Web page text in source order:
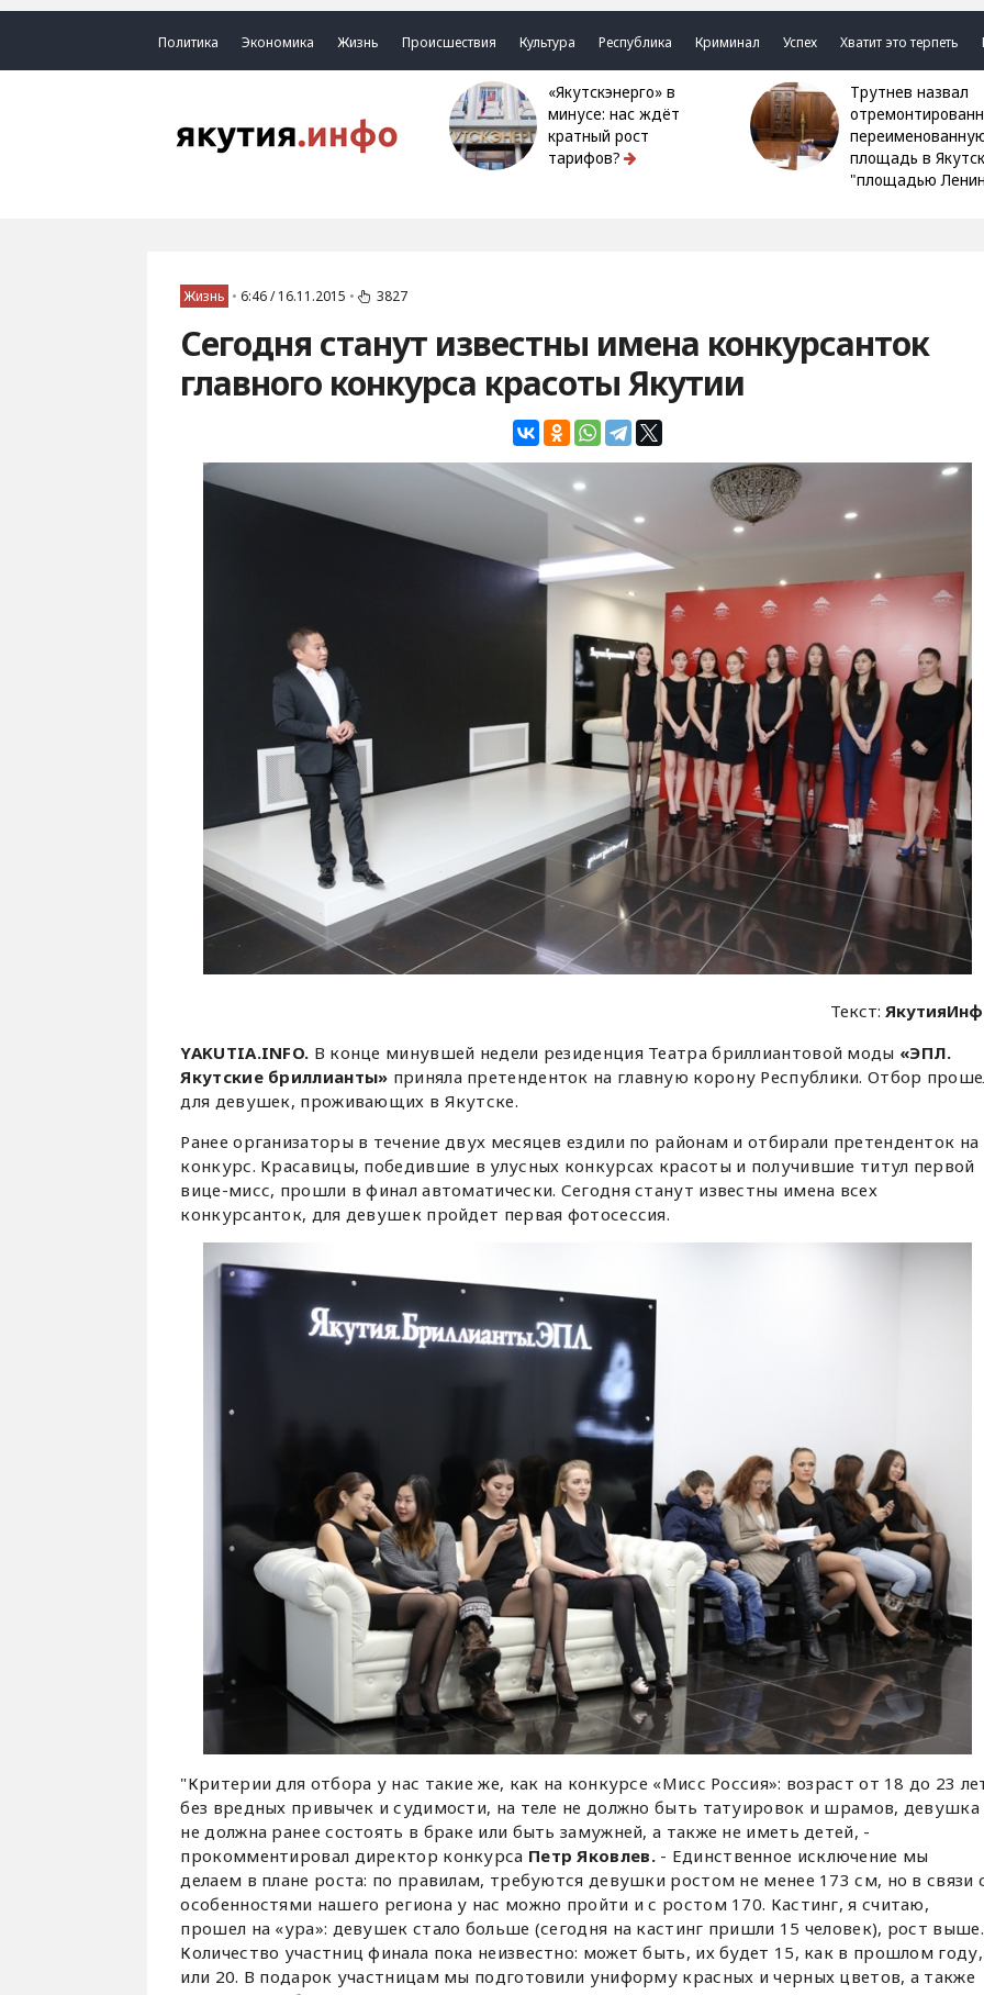
Политика Экономика Жизнь Происшествия Культура Республика Криминал Успех Хватит это терпеть
«Якутскэнерго» в
минусе: нас ждёт
кратный рост
тарифов?
Трутнев назвал
площадь в
"площадью
Жизнь • 6:46 / 16.11.2015 • 3827
Сегодня станут известны имена конкурсанток
главного конкурса красоты Якутии
Текст:
YAKUTIA.INFO. В конце минувшей недели резиденция Театра бриллиантовой моды «ЭПЛ.
Якутские бриллианты» приняла претенденток на главную корону Республики. Отбор
для девушек, проживающих в Якутске.
Ранее организаторы в течение двух месяцев ездили по районам и отбирали претенденток на
конкурс. Красавицы, победившие в улусных конкурсах красоты и получившие титул первой
вице-мисс, прошли в финал автоматически. Сегодня станут известны имена всех
конкурсанток, для девушек пройдет первая фотосессия.
"Критерии для отбора у нас такие же, как на конкурсе «Мисс Россия»: возраст от 18 до 23
без вредных привычек и судимости, на теле не должно быть татуировок и шрамов, девушка
не должна ранее состоять в браке или быть замужней, а также не иметь детей, -
прокомментировал директор конкурса Петр Яковлев.- Единственное исключение мы
делаем в плане роста: по правилам, требуются девушки ростом не менее 173 см, но в связи
особенностями нашего региона у нас можно пройти и с ростом 170. Кастинг, я считаю,
прошел на «ура»: девушек стало больше (сегодня на кастинг пришли 15 человек), рост выше.
Количество участниц финала пока неизвестно: может быть, их будет 15, как в прошлом году,
или 20. В подарок участницам мы подготовили униформу красных и черных цветов, а также